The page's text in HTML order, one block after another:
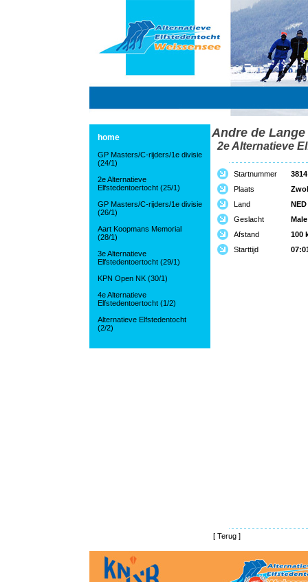
home
GP Masters/C-rijders/1e divisie
(24/1)
2e Alternatieve
Elfstedentoertocht (25/1)
GP Masters/C-rijders/1e divisie
(26/1)
Aart Koopmans Memorial
(28/1)
3e Alternatieve
Elfstedentoertocht (29/1)
KPN Open NK (30/1)
4e Alternatieve
Elfstedentoertocht (1/2)
Alternatieve Elfstedentocht
(2/2)
Andre de Lange
2e Alternatieve
Startnummer
3814
Plaats
Land
NED
Geslacht
Male
Afstand
100
Starttijd
[ Terug ]